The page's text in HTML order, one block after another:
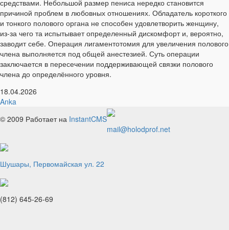
средствами. Небольшой размер пениса нередко становится
причиной проблем в любовных отношениях. Обладатель короткого
и тонкого полового органа не способен удовлетворить женщину,
из-за чего та испытывает определенный дискомфорт и, вероятно,
заводит себе. Операция лигаментотомия для увеличения полового
члена выполняется под общей анестезией. Суть операции
заключается в пересечении поддерживающей связки полового
члена до определённого уровня.
18.04.2026
Anka
© 2009 Работает на InstantCMS
mail@holodprof.net
Шушары, Первомайская ул. 22
(812) 645-26-69